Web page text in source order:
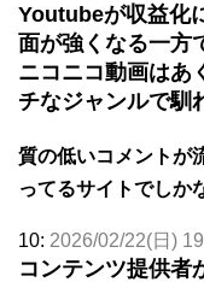
Youtubeが収益化
面が強くなる一方
ニコニコ動画はあ
チなジャンルで馴
質の低いコメントが
ってるサイトでしか
10: 2026/02/22(日)
コンテンツ提供者